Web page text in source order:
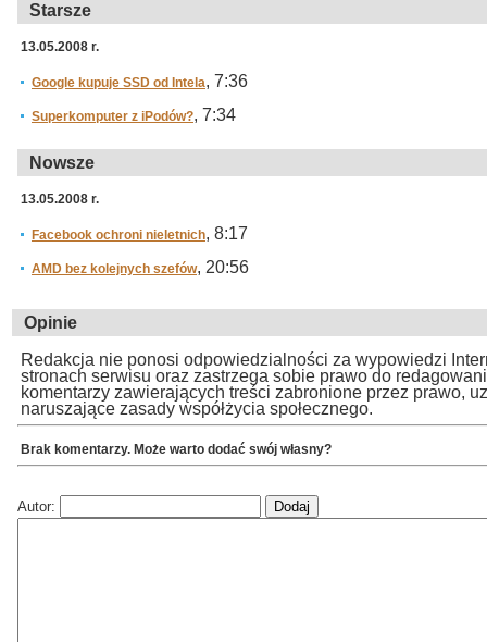
Starsze
13.05.2008 r.
Google kupuje SSD od Intela, 7:36
Superkomputer z iPodów?, 7:34
Nowsze
13.05.2008 r.
Facebook ochroni nieletnich, 8:17
AMD bez kolejnych szefów, 20:56
Opinie
Redakcja nie ponosi odpowiedzialności za wypowiedzi
stronach serwisu oraz zastrzega sobie prawo do
komentarzy zawierających treści zabronione przez prawo,
naruszające zasady współżycia społecznego.
Brak komentarzy. Może warto dodać swój własny?
Autor: